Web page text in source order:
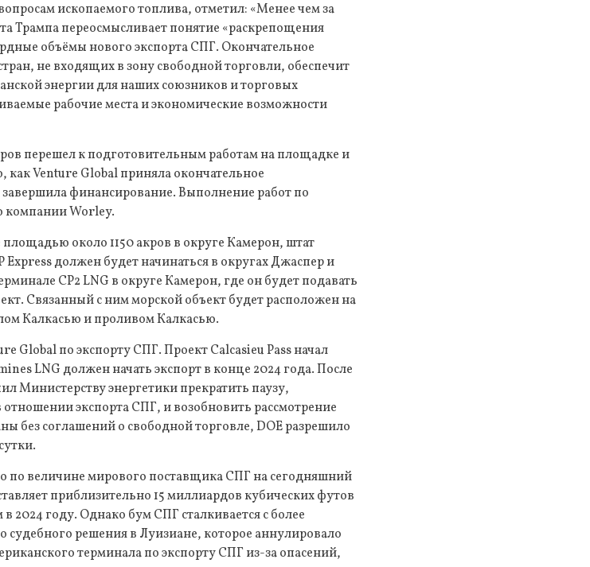
ископаемого топлива, отметил: «Менее чем за
Трампа переосмысливает понятие «раскрепощения
объёмы нового экспорта СПГ. Окончательное
не входящих в зону свободной торговли, обеспечит
энергии для наших союзников и торговых
рабочие места и экономические возможности
перешел к подготовительным работам на площадке и
как Venture Global приняла окончательное
финансирование. Выполнение работ по
компании Worley.
около 1150 акров в округе Камерон, штат
должен будет начинаться в округах Джаспер и
CP2 LNG в округе Камерон, где он будет подавать
Связанный с ним морской объект будет расположен на
Калкасью и проливом Калкасью.
Global по экспорту СПГ. Проект Calcasieu Pass начал
LNG должен начать экспорт в конце 2024 года. После
Министерству энергетики прекратить паузу,
экспорта СПГ, и возобновить рассмотрение
без соглашений о свободной торговле, DOE разрешило
по величине мирового поставщика СПГ на сегодняшний
приблизительно 15 миллиардов кубических футов
2024 году. Однако бум СПГ сталкивается с более
решения в Луизиане, которое аннулировало
терминала по экспорту СПГ из-за опасений,